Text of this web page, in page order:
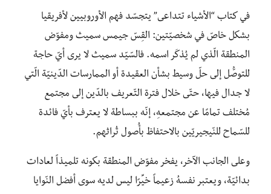
في كتاب “الأشياء تتداعى” يتجسّد فهم الأوروبيين لأفريقيا
بشكل خاصّ في شخصيّتين: القِسّ جيمس سميث ومفوّض
المنطقة الّذي لم يُذكَر اسمه. فالسّيّد سميث لا يرى أيّ حاجة
للتوصُّل إلى حلّ وسيط بشأن العقيدة أو الممارسات الدّينيّة الّتي
لا جدال فيها، حتّى خلال فترة التّعريف بالدّين إلى مجتمع
مُختلف تمامًا عن مجتمعهِ، إنّه ببساطة لا يعترف بأيّ فائدة
للسّماح للنّيجيريّين بالاحتفاظ بأُصول تُراثهم.
وعلى الجانب الآخر، يفخر مفوّض المنطقة بكونه تلميذاً لعادات
بدائيّة، ويعتبر نفسهُ زعيماً خيِّرًا ليس لديه سوى أفضل النّوايا